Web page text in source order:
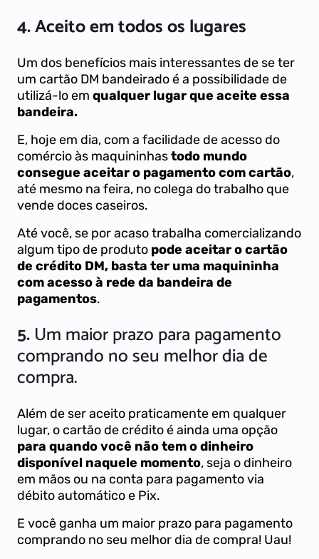
4. Aceito em todos os lugares
Um dos benefícios mais interessantes de se ter
um cartão DM bandeirado é a possibilidade de
utilizá-lo em qualquer lugar que aceite essa
bandeira.
E, hoje em dia, com a facilidade de acesso do
comércio às maquininhastodo mundo
consegue aceitar o pagamento com cartão,
até mesmo na feira, no colega do trabalho que
vende doces caseiros.
Até você, se por acaso trabalha comercializando
algum tipo de produto pode aceitar o cartão
de crédito DM, basta ter uma maquininha
com acesso à rede da bandeira de
pagamentos.
5.Um maior prazo para pagamento
comprando no seu melhor dia de
compra.
Além de ser aceito praticamente em qualquer
lugar, o cartão de crédito é ainda uma opção
para quando você não tem o dinheiro
disponível naquele momento, seja o dinheiro
em mãos ou na conta para pagamento via
débito automático e Pix.
E você ganha um maior prazo para pagamento
comprando no seu melhor dia de compra! Uau!